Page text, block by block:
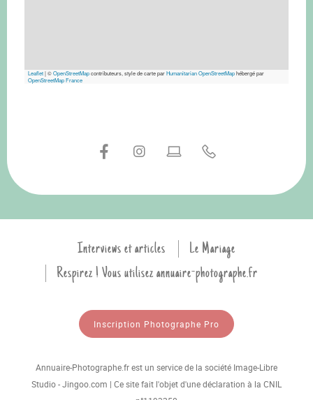
Leaflet|©OpenStreetMapcontributeurs, style de carte parHumanitarian OpenStreetMaphébergé par
OpenStreetMap France
Interviews et articles
Le Mariage
Respirez ! Vous utilisez annuaire-photographe.fr
Inscription Photographe Pro
Annuaire-Photographe.fr est un service de la société Image-Libre
Studio - Jingoo.com | Ce site fait l'objet d'une déclaration à la CNIL